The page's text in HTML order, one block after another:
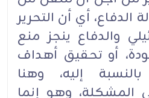
الدفاع، أي أن التحرير
والدفاع ينجز منع
أو تحقيق أهداف
إليه، وهنا
المشكلة، وهو إنما